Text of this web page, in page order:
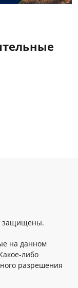
защищены.
на данном
либо
разрешения